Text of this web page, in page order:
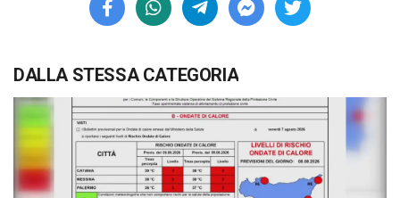
DALLA STESSA CATEGORIA